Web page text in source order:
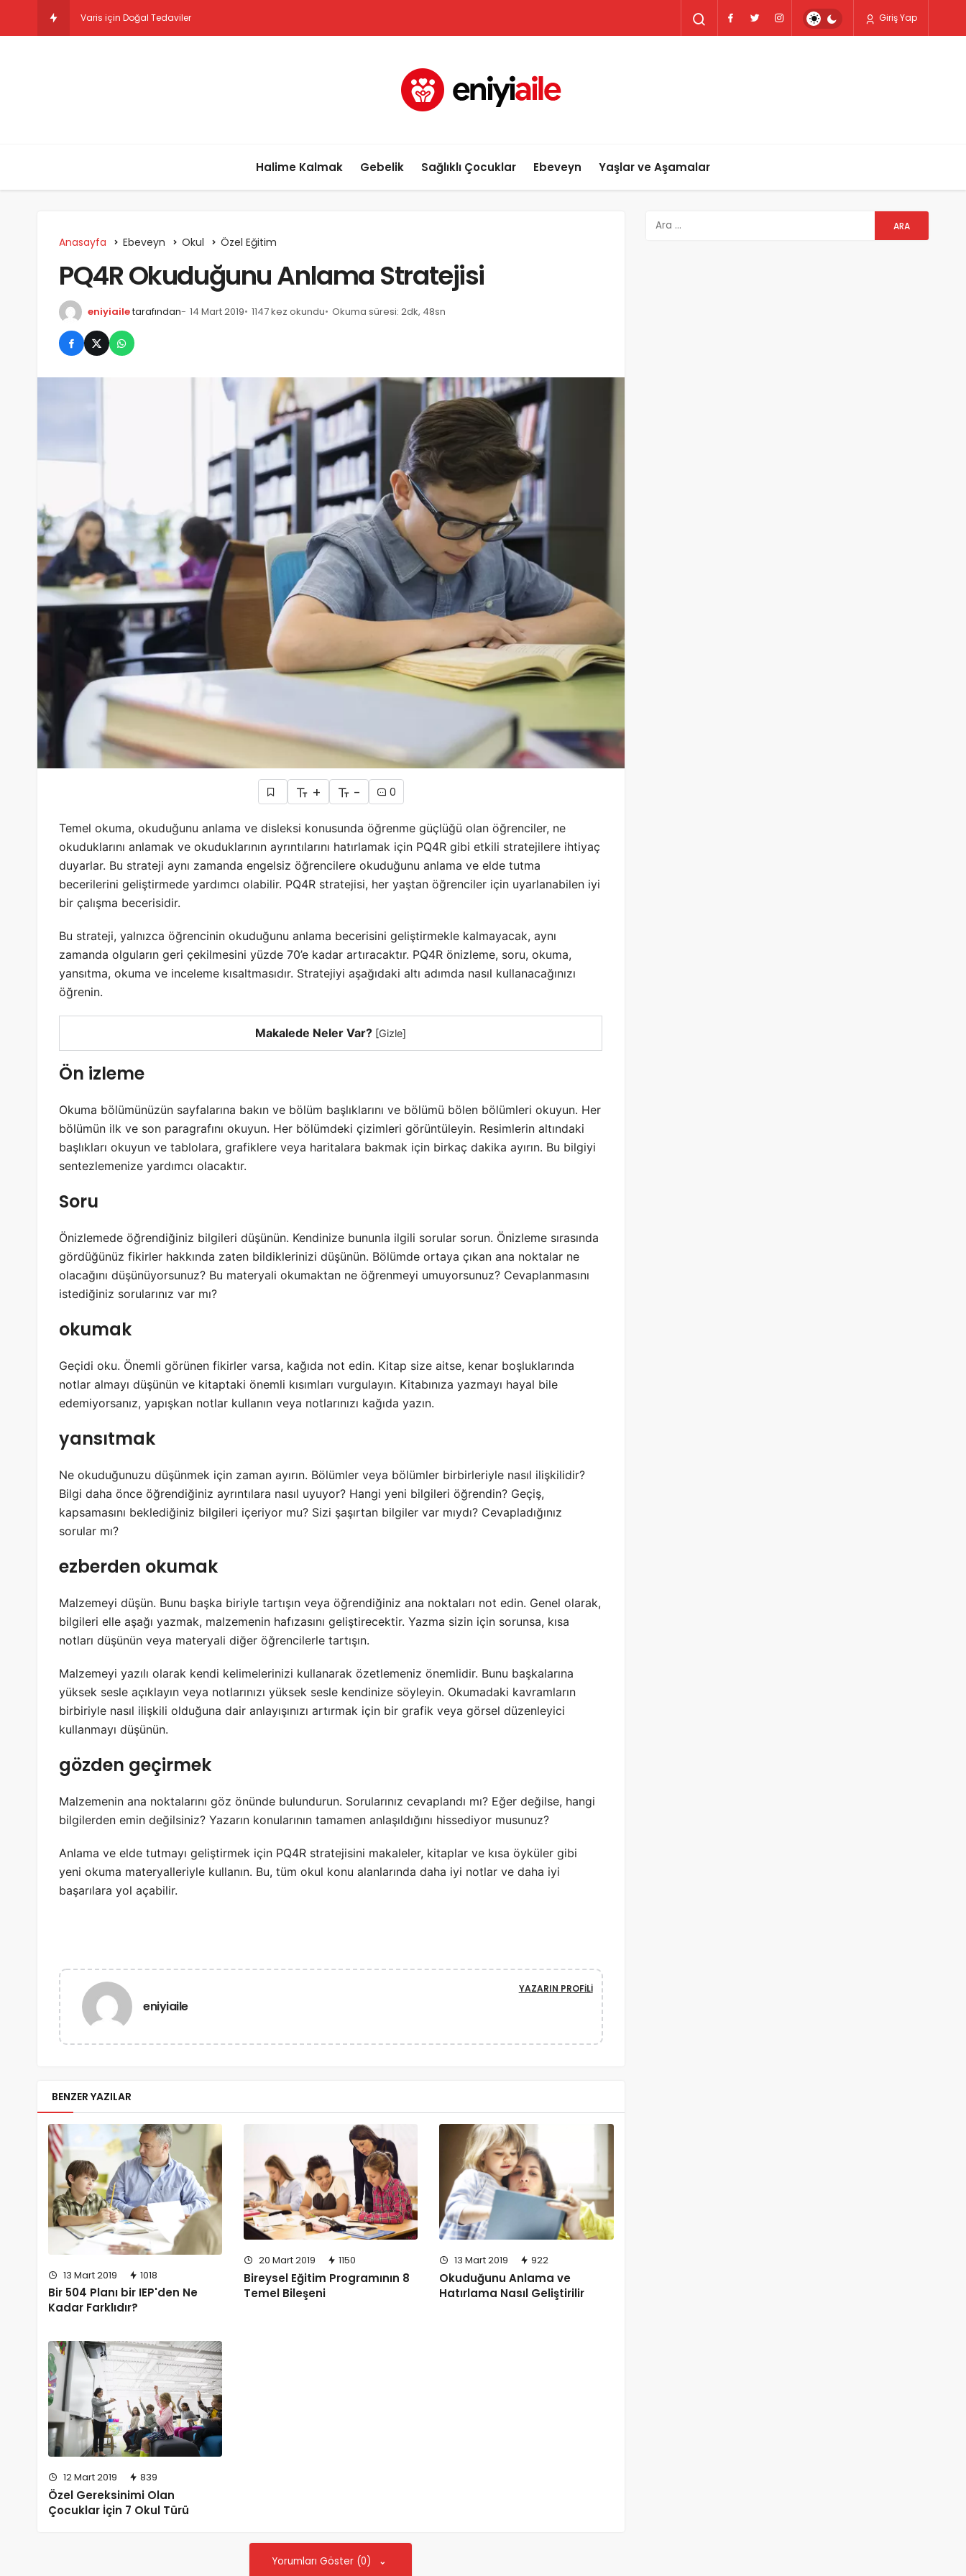
Aile İçi Şiddet ve Giriş Yap
Halime Kalmak Gebelik Sağlıklı Çocuklar Ebeveyn Yaşlar ve Aşamalar
Anasayfa Ebeveyn Okul Özel Eğitim
PQ4R Okuduğunu Anlama Stratejisi
eniyiailetarafından 14 Mart 2019 1147 kez okundu Okuma süresi: 2dk, 48sn
+ - 0
Temel okuma, okuduğunu anlama ve disleksi konusunda öğrenme güçlüğü olan öğrenciler, ne
okuduklarını anlamak ve okuduklarının ayrıntılarını hatırlamak için PQ4R gibi etkili stratejilere ihtiyaç
duyarlar. Bu strateji aynı zamanda engelsiz öğrencilere okuduğunu anlama ve elde tutma
becerilerini geliştirmede yardımcı olabilir. PQ4R stratejisi, her yaştan öğrenciler için uyarlanabilen iyi
bir çalışma becerisidir.
Bu strateji, yalnızca öğrencinin okuduğunu anlama becerisini geliştirmekle kalmayacak, aynı
zamanda olguların geri çekilmesini yüzde 70’e kadar artıracaktır. PQ4R önizleme, soru, okuma,
yansıtma, okuma ve inceleme kısaltmasıdır. Stratejiyi aşağıdaki altı adımda nasıl kullanacağınızı
öğrenin.
Makalede Neler Var? [Gizle]
Ön izleme
Okuma bölümünüzün sayfalarına bakın ve bölüm başlıklarını ve bölümü bölen bölümleri okuyun. Her
bölümün ilk ve son paragrafını okuyun. Her bölümdeki çizimleri görüntüleyin. Resimlerin altındaki
başlıkları okuyun ve tablolara, grafiklere veya haritalara bakmak için birkaç dakika ayırın. Bu bilgiyi
sentezlemenize yardımcı olacaktır.
Soru
Önizlemede öğrendiğiniz bilgileri düşünün. Kendinize bununla ilgili sorular sorun. Önizleme sırasında
gördüğünüz fikirler hakkında zaten bildiklerinizi düşünün. Bölümde ortaya çıkan ana noktalar ne
olacağını düşünüyorsunuz? Bu materyali okumaktan ne öğrenmeyi umuyorsunuz? Cevaplanmasını
istediğiniz sorularınız var mı?
okumak
Geçidi oku. Önemli görünen fikirler varsa, kağıda not edin. Kitap size aitse, kenar boşluklarında
notlar almayı düşünün ve kitaptaki önemli kısımları vurgulayın. Kitabınıza yazmayı hayal bile
edemiyorsanız, yapışkan notlar kullanın veya notlarınızı kağıda yazın.
yansıtmak
Ne okuduğunuzu düşünmek için zaman ayırın. Bölümler veya bölümler birbirleriyle nasıl ilişkilidir?
Bilgi daha önce öğrendiğiniz ayrıntılara nasıl uyuyor? Hangi yeni bilgileri öğrendin? Geçiş,
kapsamasını beklediğiniz bilgileri içeriyor mu? Sizi şaşırtan bilgiler var mıydı? Cevapladığınız
sorular mı?
ezberden okumak
Malzemeyi düşün. Bunu başka biriyle tartışın veya öğrendiğiniz ana noktaları not edin. Genel olarak,
bilgileri elle aşağı yazmak, malzemenin hafızasını geliştirecektir. Yazma sizin için sorunsa, kısa
notları düşünün veya materyali diğer öğrencilerle tartışın.
Malzemeyi yazılı olarak kendi kelimelerinizi kullanarak özetlemeniz önemlidir. Bunu başkalarına
yüksek sesle açıklayın veya notlarınızı yüksek sesle kendinize söyleyin. Okumadaki kavramların
birbiriyle nasıl ilişkili olduğuna dair anlayışınızı artırmak için bir grafik veya görsel düzenleyici
kullanmayı düşünün.
gözden geçirmek
Malzemenin ana noktalarını göz önünde bulundurun. Sorularınız cevaplandı mı? Eğer değilse, hangi
bilgilerden emin değilsiniz? Yazarın konularının tamamen anlaşıldığını hissediyor musunuz?
Anlama ve elde tutmayı geliştirmek için PQ4R stratejisini makaleler, kitaplar ve kısa öyküler gibi
yeni okuma materyalleriyle kullanın. Bu, tüm okul konu alanlarında daha iyi notlar ve daha iyi
başarılara yol açabilir.
eniyiaile
YAZARIN PROFILI
BENZER YAZILAR
13 Mart 2019 1018
Bir 504 Planı bir IEP'den Ne
Kadar Farklıdır?
20 Mart 2019 1150
Bireysel Eğitim Programının 8
Temel Bileşeni
13 Mart 2019 922
Okuduğunu Anlama ve
Hatırlama Nasıl Geliştirilir
12 Mart 2019 839
Özel Gereksinimi Olan
Çocuklar İçin 7 Okul Türü
Yorumları Göster (0)